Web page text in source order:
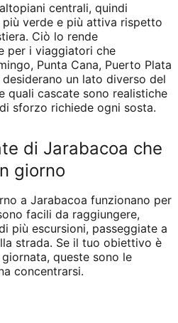
centrali, quindi
verde e più attiva rispetto
Ciò lo rende
per i viaggiatori che
Punta Cana, Puerto Plata
un lato diverso del
quali cascate sono realistiche
sforzo richiede ogni sosta.
di Jarabacoa che
giorno
a Jarabacoa funzionano per
facili da raggiungere,
più escursioni, passeggiate a
strada. Se il tuo obiettivo è
queste sono le
concentrarsi.